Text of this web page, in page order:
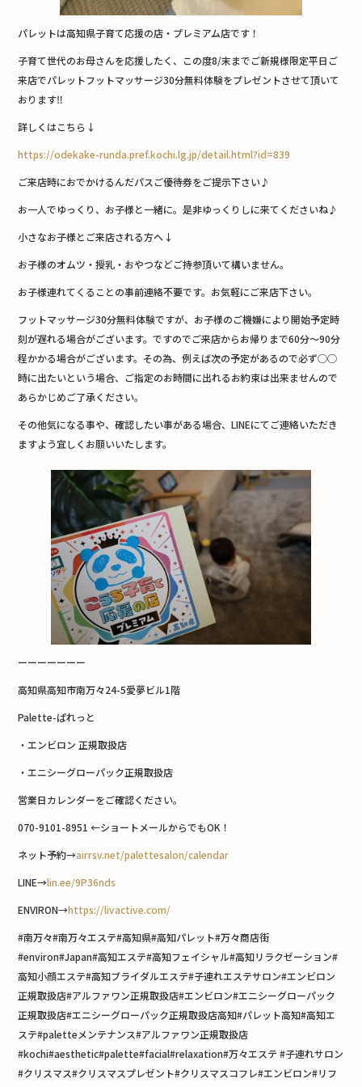
パレットは高知県子育て応援の店・プレミアム店です！
子育て世代のお母さんを応援したく、この度8/末までご新規様限定平日ご
来店でパレットフットマッサージ30分無料体験をプレゼントさせて頂いて
おります‼︎
詳しくはこちら↓
https://odekake-runda.pref.kochi.lg.jp/detail.html?id=839
ご来店時におでかけるんだパスご優待券をご提示下さい♪
お一人でゆっくり、お子様と一緒に。是非ゆっくりしに来てくださいね♪
小さなお子様とご来店される方へ↓
お子様のオムツ・授乳・おやつなどご持参頂いて構いません。
お子様連れてくることの事前連絡不要です。お気軽にご来店下さい。
フットマッサージ30分無料体験ですが、お子様のご機嫌により開始予定時
刻が遅れる場合がございます。ですのでご来店からお帰りまで60分〜90分
程かかる場合がございます。その為、例えば次の予定があるので必ず◯◯
時に出たいという場合、ご指定のお時間に出れるお約束は出来ませんので
あらかじめご了承ください。
その他気になる事や、確認したい事がある場合、LINEにてご連絡いただき
ますよう宜しくお願いいたします。
ーーーーーーー
高知県高知市南万々24-5愛夢ビル1階
Palette-ぱれっと
・エンビロン 正規取扱店
・エニシーグローパック正規取扱店
営業日カレンダーをご確認ください。
070-9101-8951 ←ショートメールからでもOK！
ネット予約→airrsv.net/palettesalon/calendar
LINE→lin.ee/9P36nds
ENVIRON→https://livactive.com/
#南万々#南万々エステ#高知県#高知パレット#万々商店街
#environ#Japan#高知エステ#高知フェイシャル#高知リラクゼーション#
高知小顔エステ#高知ブライダルエステ#子連れエステサロン#エンビロン
正規取扱店#アルファワン正規取扱店#エンビロン#エニシーグローパック
正規取扱店#エニシーグローパック正規取扱店高知#パレット高知#高知エ
ステ#paletteメンテナンス#アルファワン正規取扱店
#kochi#aesthetic#palette#facial#relaxation#万々エステ #子連れサロン
#クリスマス#クリスマスプレゼント#クリスマスコフレ#エンビロン#リフ